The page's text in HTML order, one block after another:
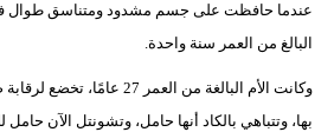
عندما حافظت على جسم مشدود ومتناسق طوال
البالغ من العمر سنة واحدة.
وكانت الأم البالغة من العمر
بها، وتتباهي بالكاد أنها حامل، وتشونتل الآن حامل